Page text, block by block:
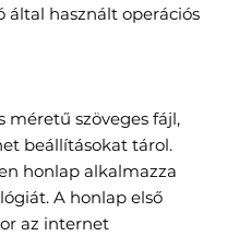
által használt operációs
méretű szöveges fájl,
beállításokat tárol.
honlap alkalmazza
A honlap első
az internet